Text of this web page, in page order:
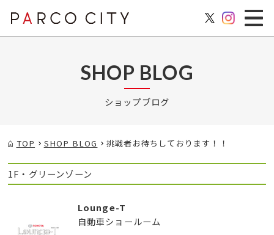
SHOP BLOG
ショップブログ
TOP SHOP BLOG 挑戦者お待ちしております！！
1F・グリーンゾーン
Lounge-T
自動車ショールーム